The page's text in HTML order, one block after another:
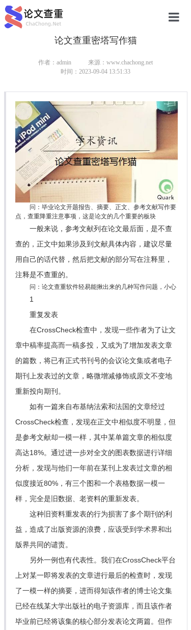
本科论文
硕士论文
博士论文
论文查重密塔写作猫
作者：admin
来源：www.chachong.net
时间：2023-09-04 13:51:33
问：毕业论文开题报告、摘要、正文、参考文献写作要
点，查重降重注意事项，这是论文的几个重要的板块
一般来说，参考文献列在论文最后面，是不查
查的，正文中如果涉及到文献具体内容，建议尽量
用自己的话代替，然后把文献的部分写在注释里，
注释是不查重的。
问：论文查重软件轻易能揪出来的几种写作问题，小心
1
重复发表
在CrossCheck检查中，发现一些作者为了让文
章中稿率提高而一稿多投，又或为了增加发表文章
的篇数，将已有正式书刊号的会议论文集或者电子
期刊上发表过的文章，略微增减修饰或原文不变地
重新投向期刊。
如有一篇来自布基纳法索和法国的文章经过
CrossCheck检查，发现在正文中相似度不明显，但
是参考文献却一模一样，其中某单篇文章的相似度
高达18%。通过进一步对全文的图表数据进行详细
分析，发现与他们一年前在某刊上发表过文章的相
似度接近80%，有三个图和一个表格数据一模一
样，完全是旧数据、老资料的重新发表。
这种旧资料重发表的行为损害了多个期刊的利
益，造成了出版资源的浪费，应该受到学术界和出
版界共同的谴责。
另外一例也有代表性。我们在CrossCheck平台
上对某一即将发表的文章进行最后的检查时，发现
了一模一样的摘要，进而得知该作者的博士论文集
已经在线某大学出版社的电子资源库，而且该作者
毕业前已经将该集的核心部分发表论文两篇。但作